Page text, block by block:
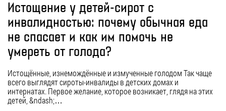
Истощение у детей-сирот с
инвалидностью: почему обычная еда
не спасает и как им помочь не
умереть от голода?
Истощённые, изнемождённые и измученные голодом Так чаще
всего выглядят сироты-инвалиды в детских домах и
интернатах. Первое желание, которое возникает, глядя на этих
детей, &ndash;…